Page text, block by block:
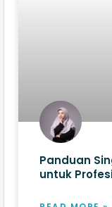
Panduan
untuk